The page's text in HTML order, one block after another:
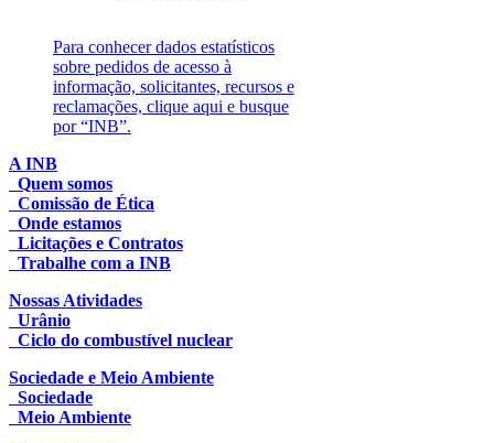
Para conhecer dados estatísticos
sobre pedidos de acesso à
informação, solicitantes, recursos e
reclamações, clique aqui e busque
por “INB”.
A INB
Quem somos
Comissão de Ética
Onde estamos
Licitações e Contratos
Trabalhe com a INB
Nossas Atividades
Urânio
Ciclo do combustível nuclear
Sociedade e Meio Ambiente
Sociedade
Meio Ambiente